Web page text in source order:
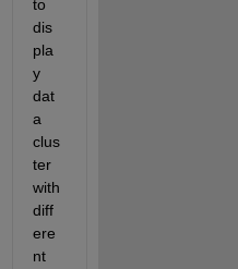
to
dis
pla
y
dat
a
clus
ter
with
diff
ere
nt